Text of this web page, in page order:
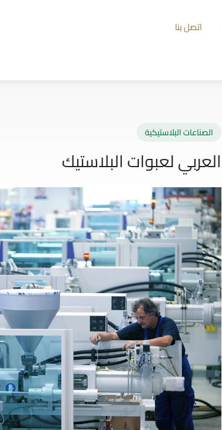
اتصل بنا
الصناعات البلاستيكية
العربي لعبوات البلاستيك